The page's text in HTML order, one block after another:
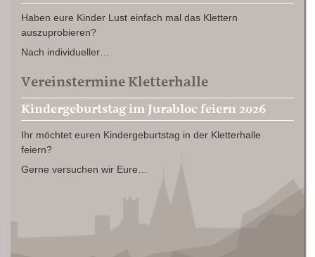
Haben eure Kinder Lust einfach mal das Klettern
auszuprobieren?
Nach individueller…
Vereinstermine Kletterhalle
Kindergeburtstag im Jurabloc feiern 2026
Ihr möchtet euren Kindergeburtstag in der Kletterhalle
feiern?
Gerne versuchen wir Eure…